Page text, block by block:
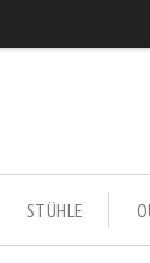
STÜHLE